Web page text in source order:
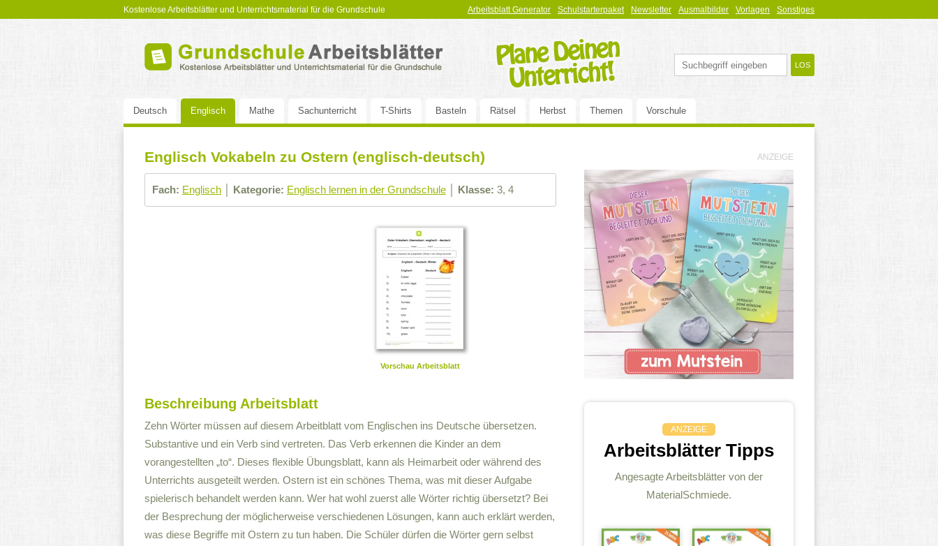
Kostenlose Arbeitsblätter und Unterrichtsmaterial für die Grundschule Sonstiges
Vorlagen
Ausmalbilder
Newsletter
Schulstarterpaket
Arbeitsblatt Generator
Deutsch Englisch Mathe Sachunterricht T-Shirts Basteln Rätsel Herbst Themen Vorschule
Englisch Vokabeln zu Ostern (englisch-deutsch)
Fach: Englisch Kategorie: Englisch lernen in der Grundschule Klasse: 3, 4
Vorschau Arbeitsblatt
Beschreibung Arbeitsblatt
Zehn Wörter müssen auf diesem Arbeitblatt vom Englischen ins Deutsche übersetzen.
Substantive und ein Verb sind vertreten. Das Verb erkennen die Kinder an dem
vorangestellten „to“. Dieses flexible Übungsblatt, kann als Heimarbeit oder während des
Unterrichts ausgeteilt werden. Ostern ist ein schönes Thema, was mit dieser Aufgabe
spielerisch behandelt werden kann. Wer hat wohl zuerst alle Wörter richtig übersetzt? Bei
der Besprechung der möglicherweise verschiedenen Lösungen, kann auch erklärt werden,
was diese Begriffe mit Ostern zu tun haben. Die Schüler dürfen die Wörter gern selbst
ANZEIGE
ANZEIGE
Arbeitsblätter Tipps
Angesagte Arbeitsblätter von der
MaterialSchmiede.